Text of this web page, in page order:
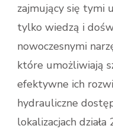
zajmujący się tymi
tylko wiedzą i
nowoczesnymi
które umożliwiają
efektywne ich
hydrauliczne
lokalizacjach